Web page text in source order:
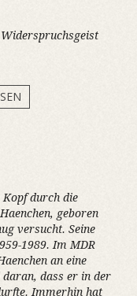
durch die
geboren
versucht. Seine
1989. Im MDR
an eine
dass er in der
Immerhin hat